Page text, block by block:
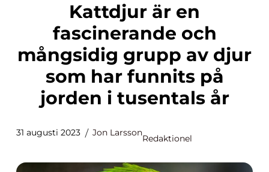
Kattdjur är en
fascinerande och
mångsidig grupp av djur
som har funnits på
jorden i tusentals år
31 augusti 2023 Jon Larsson
Redaktionel